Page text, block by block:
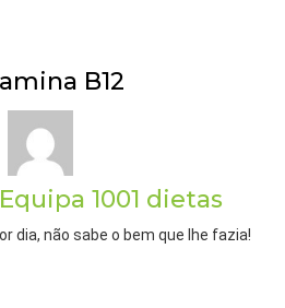
B12
Equipa 1001 dietas
dia, não sabe o bem que lhe fazia!